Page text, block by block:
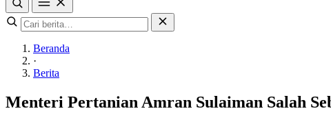
Beranda
·
Berita
Menteri Pertanian Amran Sulaiman Salah